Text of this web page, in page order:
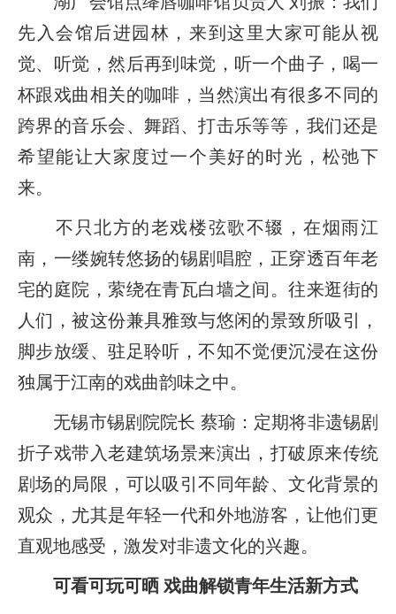
先入会馆后进园林，来到这里大家可能从视
觉、听觉，然后再到味觉，听一个曲子，喝一
杯跟戏曲相关的咖啡，当然演出有很多不同的
跨界的音乐会、舞蹈、打击乐等等，我们还是
希望能让大家度过一个美好的时光，松弛下
来。
不只北方的老戏楼弦歌不辍，在烟雨江
南，一缕婉转悠扬的锡剧唱腔，正穿透百年老
宅的庭院，萦绕在青瓦白墙之间。往来逛街的
人们，被这份兼具雅致与悠闲的景致所吸引，
脚步放缓、驻足聆听，不知不觉便沉浸在这份
独属于江南的戏曲韵味之中。
无锡市锡剧院院长 蔡瑜：定期将非遗锡剧
折子戏带入老建筑场景来演出，打破原来传统
剧场的局限，可以吸引不同年龄、文化背景的
观众，尤其是年轻一代和外地游客，让他们更
直观地感受，激发对非遗文化的兴趣。
可看可玩可晒 戏曲解锁青年生活新方式